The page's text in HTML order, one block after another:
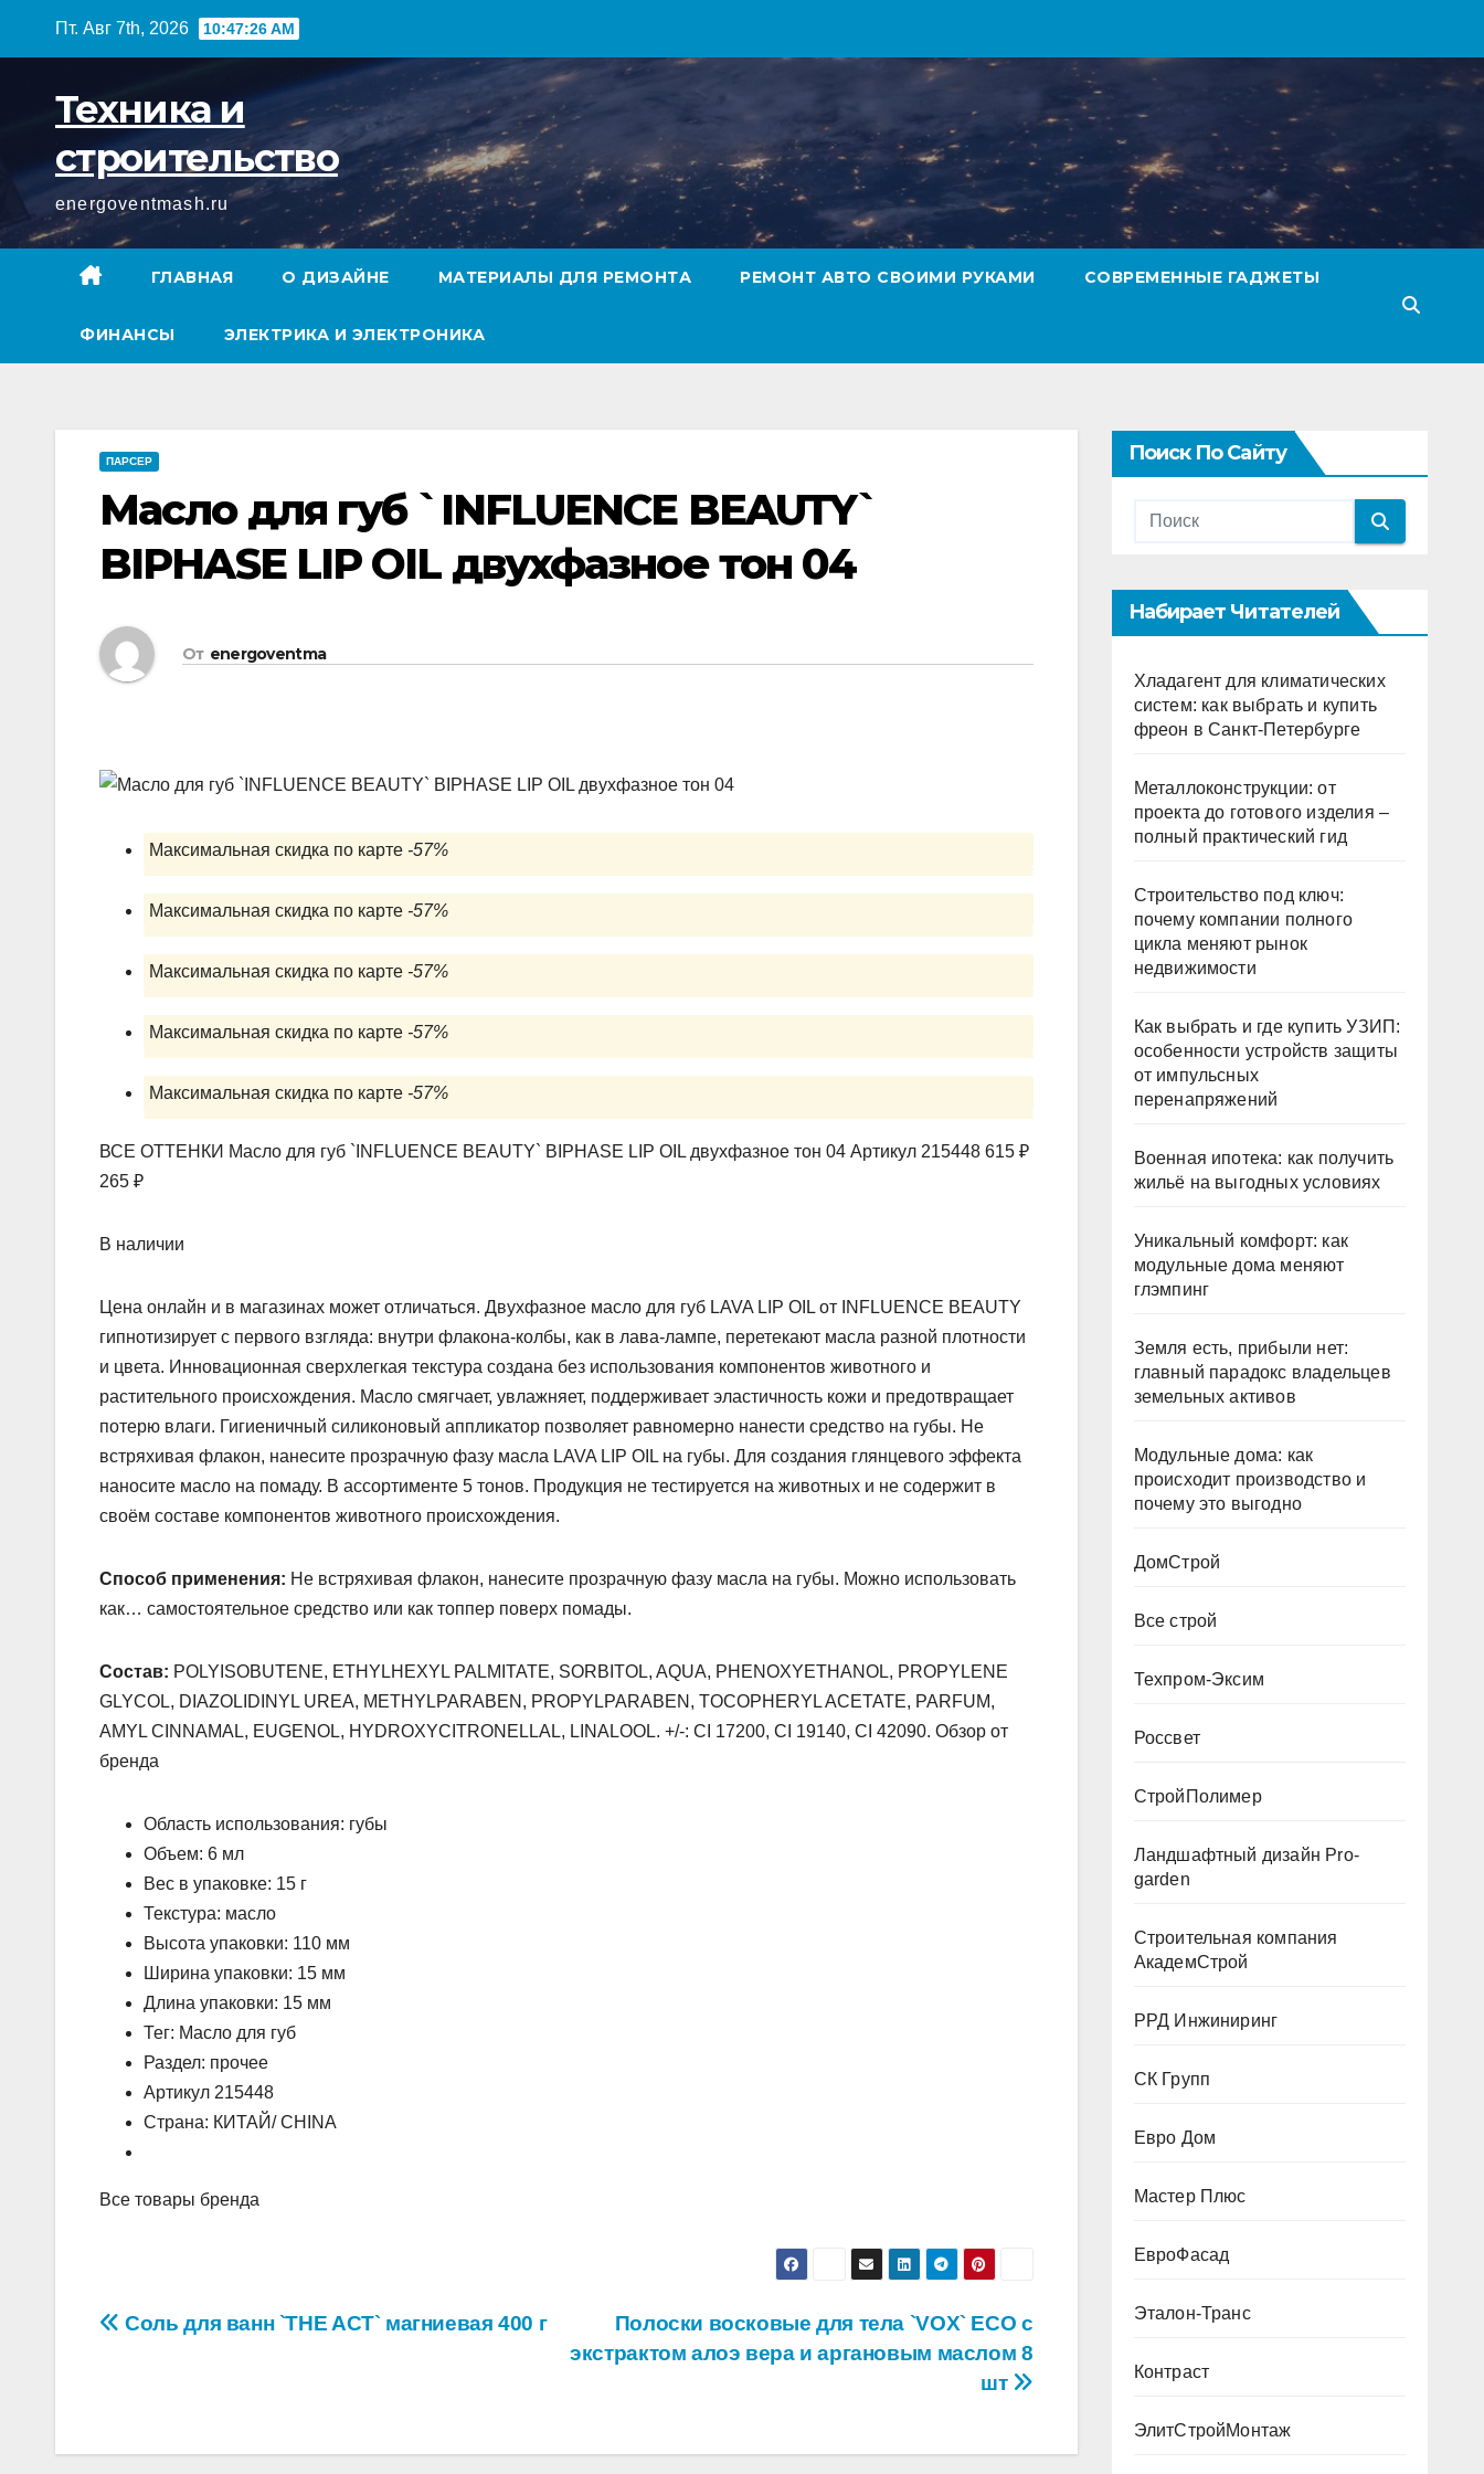
Пт. Авг 7th, 2026 10:47:27 AM
Техника и
строительство
energoventmash.ru
ГЛАВНАЯ О ДИЗАЙНЕ МАТЕРИАЛЫ ДЛЯ РЕМОНТА РЕМОНТ АВТО СВОИМИ РУКАМИ СОВРЕМЕННЫЕ ГАДЖЕТЫ
ФИНАНСЫ ЭЛЕКТРИКА И ЭЛЕКТРОНИКА
ПАРСЕР
Масло для губ `INFLUENCE BEAUTY`
BIPHASE LIP OIL двухфазное тон 04
От energoventma
Максимальная скидка по карте -57%
Максимальная скидка по карте -57%
Максимальная скидка по карте -57%
Максимальная скидка по карте -57%
Максимальная скидка по карте -57%
ВСЕ ОТТЕНКИ Масло для губ `INFLUENCE BEAUTY` BIPHASE LIP OIL двухфазное тон 04 Артикул 215448 615 ₽
265 ₽
В наличии
Цена онлайн и в магазинах может отличаться. Двухфазное масло для губ LAVA LIP OIL от INFLUENCE BEAUTY
гипнотизирует с первого взгляда: внутри флакона-колбы, как в лава-лампе, перетекают масла разной плотности
и цвета. Инновационная сверхлегкая текстура создана без использования компонентов животного и
растительного происхождения. Масло смягчает, увлажняет, поддерживает эластичность кожи и предотвращает
потерю влаги. Гигиеничный силиконовый аппликатор позволяет равномерно нанести средство на губы. Не
встряхивая флакон, нанесите прозрачную фазу масла LAVA LIP OIL на губы. Для создания глянцевого эффекта
наносите масло на помаду. В ассортименте 5 тонов. Продукция не тестируется на животных и не содержит в
своём составе компонентов животного происхождения.
Способ применения: Не встряхивая флакон, нанесите прозрачную фазу масла на губы. Можно использовать
как… самостоятельное средство или как топпер поверх помады.
Состав: POLYISOBUTENE, ETHYLHEXYL PALMITATE, SORBITOL, AQUA, PHENOXYETHANOL, PROPYLENE
GLYCOL, DIAZOLIDINYL UREA, METHYLPARABEN, PROPYLPARABEN, TOCOPHERYL ACETATE, PARFUM,
AMYL CINNAMAL, EUGENOL, HYDROXYCITRONELLAL, LINALOOL. +/-: CI 17200, CI 19140, CI 42090. Обзор от
бренда
Область использования: губы
Объем: 6 мл
Вес в упаковке: 15 г
Текстура: масло
Высота упаковки: 110 мм
Ширина упаковки: 15 мм
Длина упаковки: 15 мм
Тег: Масло для губ
Раздел: прочее
Артикул 215448
Страна: КИТАЙ/ CHINA
Все товары бренда
Навигация
Полоски восковые для тела `VOX` ECO с
экстрактом алоэ вера и аргановым маслом 8
шт
Соль для ванн `THE ACT` магниевая 400 г
Поиск По Сайту
Набирает Читателей
Хладагент для климатических
систем: как выбрать и купить
фреон в Санкт-Петербурге
Металлоконструкции: от
проекта до готового изделия –
полный практический гид
Строительство под ключ:
почему компании полного
цикла меняют рынок
недвижимости
Как выбрать и где купить УЗИП:
особенности устройств защиты
от импульсных
перенапряжений
Военная ипотека: как получить
жильё на выгодных условиях
Уникальный комфорт: как
модульные дома меняют
глэмпинг
Земля есть, прибыли нет:
главный парадокс владельцев
земельных активов
Модульные дома: как
происходит производство и
почему это выгодно
ДомСтрой
Все строй
Техпром-Эксим
Россвет
СтройПолимер
Ландшафтный дизайн Pro-
garden
Строительная компания
АкадемСтрой
РРД Инжиниринг
СК Групп
Евро Дом
Мастер Плюс
ЕвроФасад
Эталон-Транс
Контраст
ЭлитСтройМонтаж